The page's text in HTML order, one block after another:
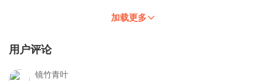
加载更多
用户评论
镜竹青叶